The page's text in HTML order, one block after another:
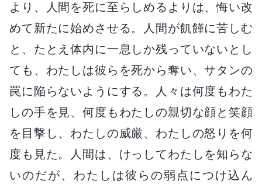
より、人間を死に至らしめるよりは、悔い改
めて新たに始めさせる。人間が飢饉に苦しむ
と、たとえ体内に一息しか残っていないとし
ても、わたしは彼らを死から奪い、サタンの
罠に陥らないようにする。人々は何度もわた
しの手を見、何度もわたしの親切な顔と笑顔
を目撃し、わたしの威厳、わたしの怒りを何
度も見た。人間は、けっしてわたしを知らな
いのだが、わたしは彼らの弱点につけ込ん